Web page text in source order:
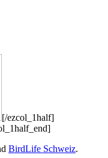
[/ezcol_1half]
BirdLife Schweiz.